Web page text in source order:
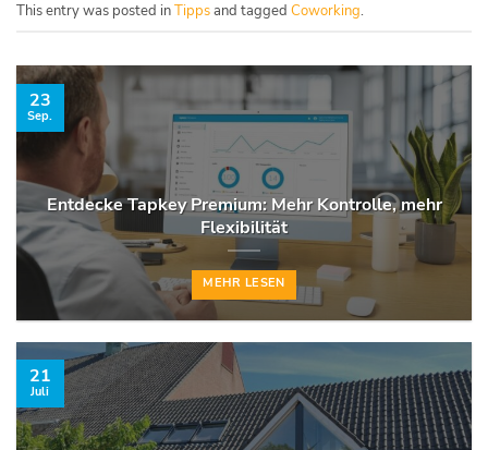
This entry was posted inTippsand tagged Coworking.
Entdecke Tapkey Premium: Mehr Kontrolle, mehr
Flexibilität
MEHR LESEN
23
Sep.
21
Juli